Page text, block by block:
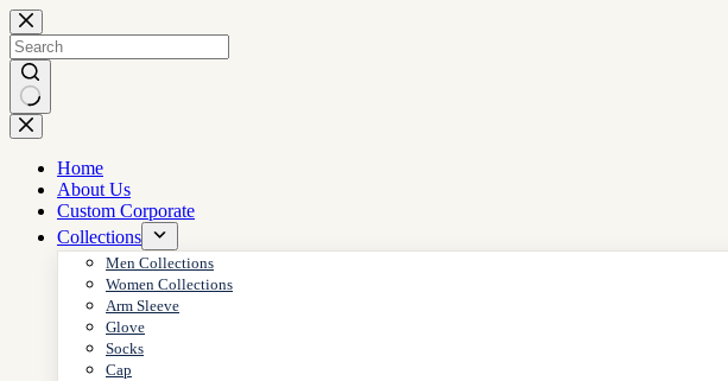
Skip
to
content
No
results
Home
About Us
Custom Corporate
Collections
Men Collections
Women Collections
Arm Sleeve
Glove
Socks
Cap